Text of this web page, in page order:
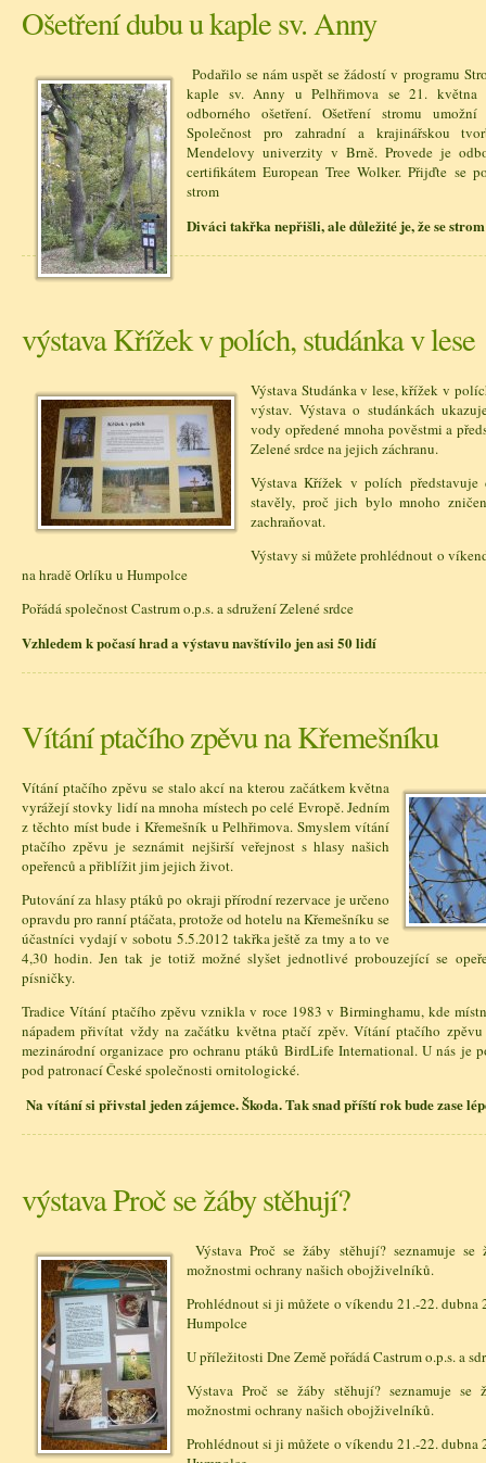
Ošetření dubu u kaple sv. Anny
Podařilo se nám uspět se žádostí v programu
kaple sv. Anny u Pelhřimova se 21.
odborného ošetření. Ošetření stromu
Společnost pro zahradní a krajinářskou
Mendelovy univerzity v Brně. Provede je
certifikátem European Tree Wolker. Přijďte se
strom
Diváci takřka nepřišli, ale důležité je, že se
výstava Křížek v polích, studánka v lese
Výstava Studánka v lese, křížek v
výstav. Výstava o studánkách
vody opředené mnoha pověstmi a
Zelené srdce na jejich záchranu.
Výstava Křížek v polích
stavěly, proč jich bylo mnoho
zachraňovat.
Výstavy si můžete prohlédnout o
na hradě Orlíku u Humpolce
Pořádá společnost Castrum o.p.s. a sdružení Zelené srdce
Vzhledem k počasí hrad a výstavu navštívilo jen asi 50 lidí
Vítání ptačího zpěvu na Křemešníku
Vítání ptačího zpěvu se stalo akcí na kterou začátkem května
vyrážejí stovky lidí na mnoha místech po celé Evropě. Jedním
z těchto míst bude i Křemešník u Pelhřimova. Smyslem vítání
ptačího zpěvu je seznámit nejširší veřejnost s hlasy našich
opeřenců a přiblížit jim jejich život.
Putování za hlasy ptáků po okraji přírodní rezervace je určeno
opravdu pro ranní ptáčata, protože od hotelu na Křemešníku se
účastníci vydají v sobotu 5.5.2012 takřka ještě za tmy a to ve
4,30 hodin. Jen tak je totiž možné slyšet jednotlivé probouzející se
písničky.
Tradice Vítání ptačího zpěvu vznikla v roce 1983 v Birminghamu, kde
nápadem přivítat vždy na začátku května ptačí zpěv. Vítání ptačího
mezinárodní organizace pro ochranu ptáků BirdLife International. U nás je
pod patronací České společnosti ornitologické.
Na vítání si přivstal jeden zájemce. Škoda. Tak snad příští rok bude zase
výstava Proč se žáby stěhují?
Výstava Proč se žáby stěhují? seznamuje se
možnostmi ochrany našich obojživelníků.
Prohlédnout si ji můžete o víkendu 21.-22. dubna
Humpolce
U příležitosti Dne Země pořádá Castrum o.p.s. a
Výstava Proč se žáby stěhují? seznamuje se
možnostmi ochrany našich obojživelníků.
Prohlédnout si ji můžete o víkendu 21.-22. dubna